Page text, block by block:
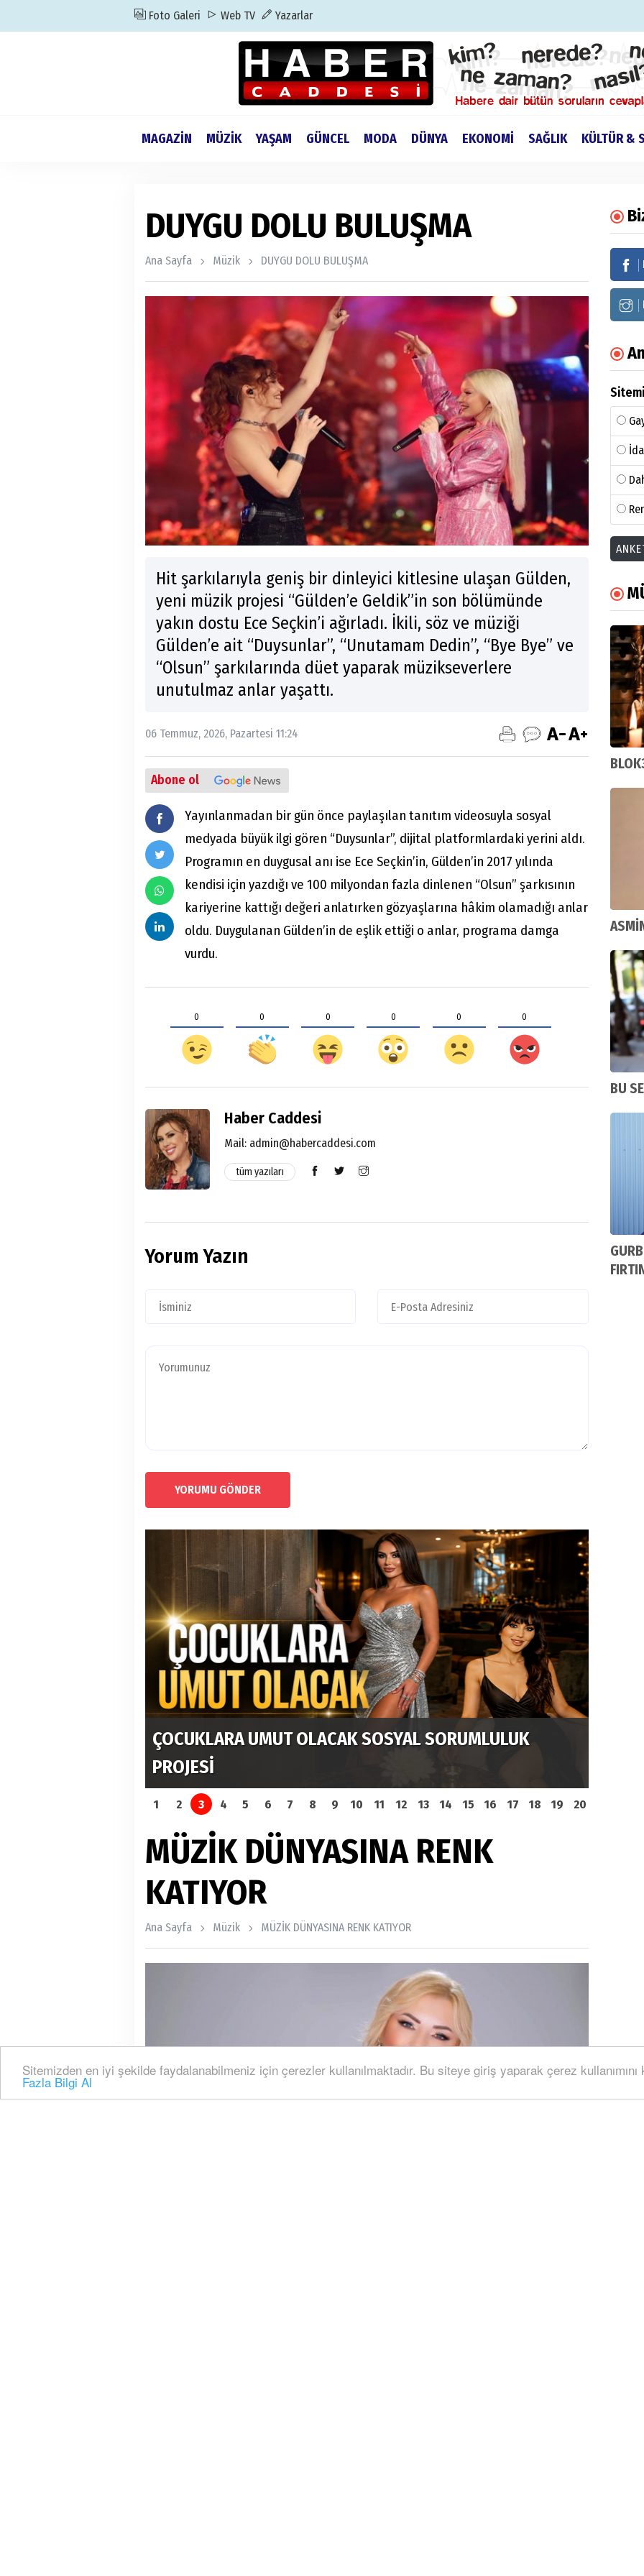
Sitemizden en iyi şekilde faydalanabilmeniz için çerezler kullanılmaktadır. Bu siteye giriş yaparak çerez kullanımını
Fazla Bilgi Al
Foto Galeri Web TV Yazarlar
MAGAZİN MÜZİK YAŞAM GÜNCEL MODA DÜNYA EKONOMİ SAĞLIK KÜLTÜR &
DUYGU DOLU BULUŞMA
Ana Sayfa Müzik DUYGU DOLU BULUŞMA
Hit şarkılarıyla geniş bir dinleyici kitlesine ulaşan Gülden,
yeni müzik projesi “Gülden’e Geldik”in son bölümünde
yakın dostu Ece Seçkin’i ağırladı. İkili, söz ve müziği
Gülden’e ait “Duysunlar”, “Unutamam Dedin”, “Bye Bye” ve
“Olsun” şarkılarında düet yaparak müzikseverlere
unutulmaz anlar yaşattı.
06 Temmuz, 2026, Pazartesi 11:24
Abone ol
Yayınlanmadan bir gün önce paylaşılan tanıtım videosuyla sosyal
medyada büyük ilgi gören “Duysunlar”, dijital platformlardaki yerini aldı.
Programın en duygusal anı ise Ece Seçkin’in, Gülden’in 2017 yılında
kendisi için yazdığı ve 100 milyondan fazla dinlenen “Olsun” şarkısının
kariyerine kattığı değeri anlatırken gözyaşlarına hâkim olamadığı anlar
oldu. Duygulanan Gülden’in de eşlik ettiği o anlar, programa damga
vurdu.
0 0 0 0 0 0
Haber Caddesi
Mail: admin@habercaddesi.com
tüm yazıları
Yorum Yazın
YORUMU GÖNDER
ÇOCUKLARA UMUT OLACAK SOSYAL SORUMLULUK
PROJESİ
1 2 3 4 5 6 7 8 9 10 11 12 13 14 15 16 17 18 19 20
MÜZİK DÜNYASINA RENK
KATIYOR
Ana Sayfa Müzik MÜZİK DÜNYASINA RENK KATIYOR
BU